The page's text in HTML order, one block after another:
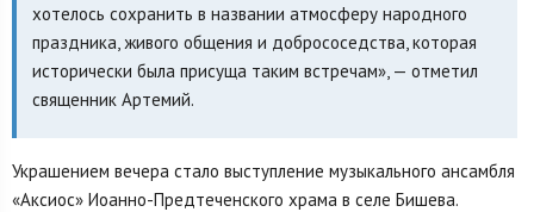
хотелось сохранить в названии атмосферу народного
праздника, живого общения и добрососедства, которая
исторически была присуща таким встречам», — отметил
священник Артемий.
Украшением вечера стало выступление музыкального ансамбля
«Аксиос» Иоанно-Предтеченского храма в селе Бишева.